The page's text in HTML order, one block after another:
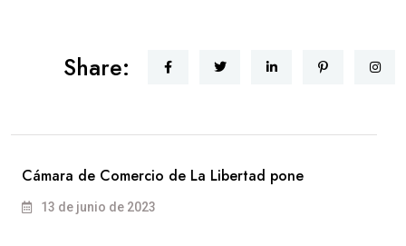
Share:
Cámara de Comercio de La Libertad pone
13 de junio de 2023